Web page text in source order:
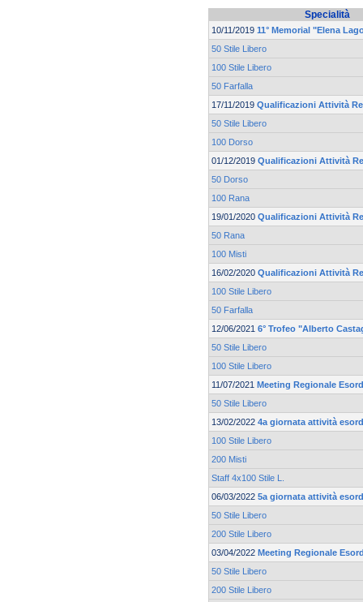
Specialità
10/11/2019 11° Memorial "Elena
50 Stile Libero
100 Stile Libero
50 Farfalla
17/11/2019 Qualificazioni Attività
50 Stile Libero
100 Dorso
01/12/2019 Qualificazioni Attività
50 Dorso
100 Rana
19/01/2020 Qualificazioni Attività
50 Rana
100 Misti
16/02/2020 Qualificazioni Attività
100 Stile Libero
50 Farfalla
12/06/2021 6° Trofeo "Alberto
50 Stile Libero
100 Stile Libero
11/07/2021 Meeting Regionale
50 Stile Libero
13/02/2022 4a giornata attività
100 Stile Libero
200 Misti
Staff 4x100 Stile L.
06/03/2022 5a giornata attività
50 Stile Libero
200 Stile Libero
03/04/2022 Meeting Regionale
50 Stile Libero
200 Stile Libero